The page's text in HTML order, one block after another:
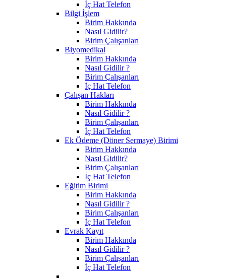
İç Hat Telefon
Bilgi İşlem
Birim Hakkında
Nasıl Gidilir?
Birim Çalışanları
Biyomedikal
Birim Hakkında
Nasıl Gidilir ?
Birim Çalışanları
İç Hat Telefon
Çalışan Hakları
Birim Hakkında
Nasıl Gidilir ?
Birim Çalışanları
İç Hat Telefon
Ek Ödeme (Döner Sermaye) Birimi
Birim Hakkında
Nasıl Gidilir?
Birim Çalışanları
İç Hat Telefon
Eğitim Birimi
Birim Hakkında
Nasıl Gidilir ?
Birim Çalışanları
İç Hat Telefon
Evrak Kayıt
Birim Hakkında
Nasıl Gidilir ?
Birim Çalışanları
İç Hat Telefon